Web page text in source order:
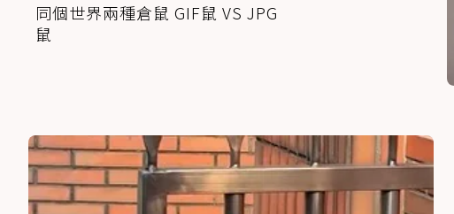
同個世界兩種倉鼠 GIF鼠 VS JPG
鼠